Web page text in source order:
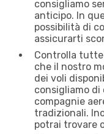
consigliamo
anticipo. In
possibilità di
assicurarti
Controlla tutte
che il nostro
dei voli
consigliamo di
compagnie
tradizionali.
potrai trovare